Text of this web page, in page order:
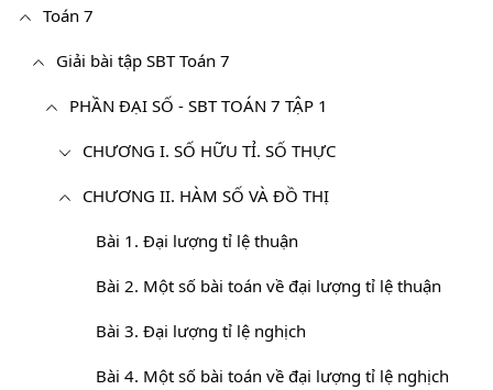
Toán 7
Giải bài tập SBT Toán 7
PHẦN ĐẠI SỐ - SBT TOÁN 7 TẬP 1
CHƯƠNG I. SỐ HỮU TỈ. SỐ THỰC
CHƯƠNG II. HÀM SỐ VÀ ĐỒ THỊ
Bài 1. Đại lượng tỉ lệ thuận
Bài 2. Một số bài toán về đại lượng tỉ lệ thuận
Bài 3. Đại lượng tỉ lệ nghịch
Bài 4. Một số bài toán về đại lượng tỉ lệ nghịch